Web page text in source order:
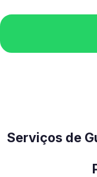
Serviços de